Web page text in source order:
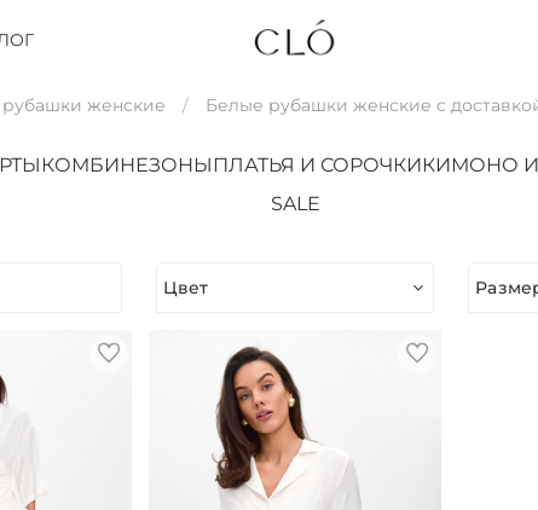
женские Белые рубашки женские с
КОМБИНЕЗОНЫ ПЛАТЬЯ И СОРОЧКИКИМОНО
SALE
Цвет